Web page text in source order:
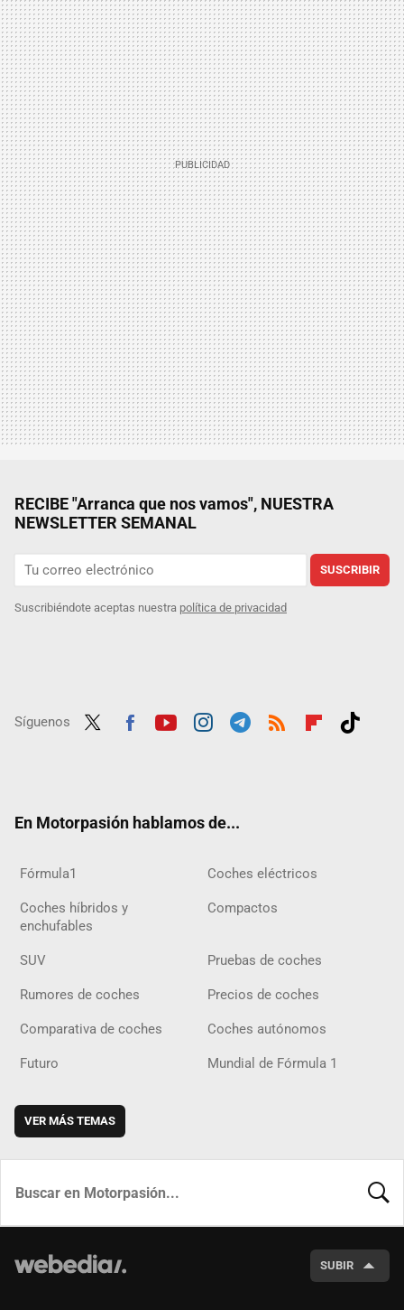
RECIBE "Arranca que nos vamos", NUESTRA
NEWSLETTER SEMANAL
SUSCRIBIR
Suscribiéndote aceptas nuestra política de privacidad
Síguenos
En Motorpasión hablamos de...
Fórmula1 Coches eléctricos
Coches híbridos y
enchufables
Compactos
SUV Pruebas de coches
Rumores de coches Precios de coches
Comparativa de coches Coches autónomos
Futuro Mundial de Fórmula 1
VER MÁS TEMAS
SUBIR